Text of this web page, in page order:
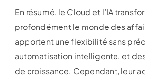
En résumé, le Cloud et l’IA
profondément le monde des
apportent une flexibilité sans
automatisation intelligente, et
de croissance. Cependant, leur